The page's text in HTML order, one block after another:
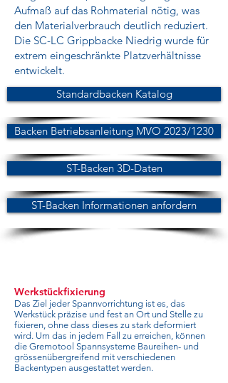
Aufmaß auf das Rohmaterial nötig, was
den Materialverbrauch deutlich reduziert.
Die SC-LC Grippbacke Niedrig wurde für
extrem eingeschränkte Platzverhältnisse
entwickelt.
Standardbacken Katalog
Backen Betriebsanleitung MVO 2023/1230
ST-Backen 3D-Daten
ST-Backen Informationen anfordern
Werkstückfixierung
Das Ziel jeder Spannvorrichtung ist es, das
Werkstück präzise und fest an Ort und Stelle zu
fixieren, ohne dass dieses zu stark deformiert
wird. Um das in jedem Fall zu erreichen, können
die Gremotool Spannsysteme Baureihen- und
grössenübergreifend mit verschiedenen
Backentypen ausgestattet werden.